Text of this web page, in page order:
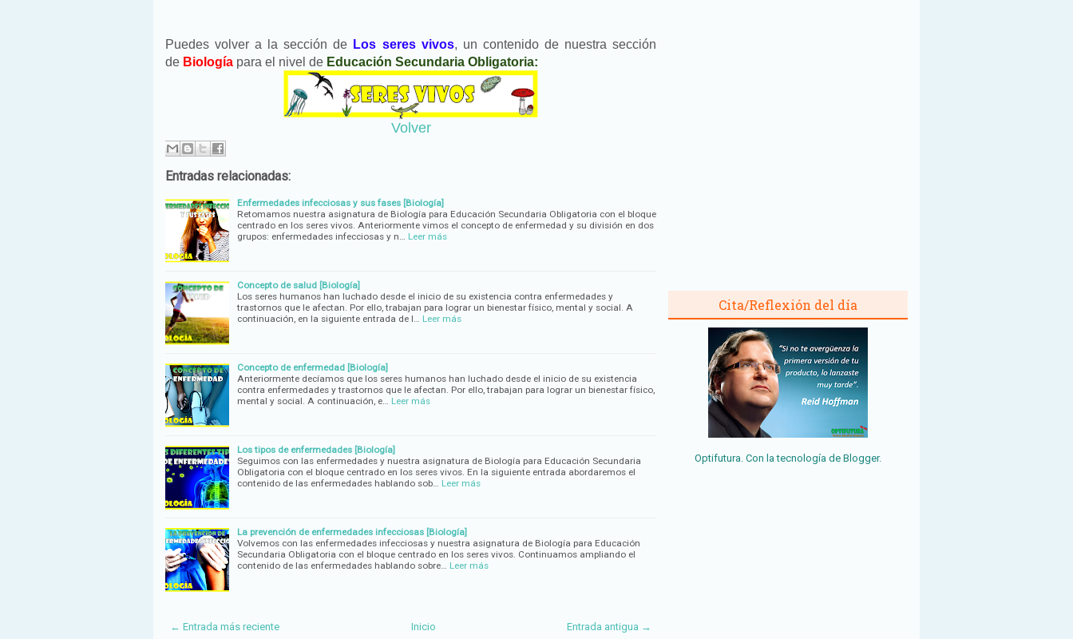
Puedes volver a la sección de Los seres vivos, un contenido de nuestra sección
de Biología para el nivel de Educación Secundaria Obligatoria:
Volver
Entradas relacionadas:
Enfermedades infecciosas y sus fases [Biología]
Retomamos nuestra asignatura de Biología para Educación Secundaria Obligatoria con el bloque
centrado en los seres vivos. Anteriormente vimos el concepto de enfermedad y su división en dos
grupos: enfermedades infecciosas y n…
Leer más
Concepto de salud [Biología]
Los seres humanos han luchado desde el inicio de su existencia contra enfermedades y
trastornos que le afectan. Por ello, trabajan para lograr un bienestar físico, mental y social. A
continuación, en la siguiente entrada de l…
Leer más
Concepto de enfermedad [Biología]
Anteriormente decíamos que los seres humanos han luchado desde el inicio de su existencia
contra enfermedades y trastornos que le afectan. Por ello, trabajan para lograr un bienestar físico,
mental y social. A continuación, e…
Leer más
Los tipos de enfermedades [Biología]
Seguimos con las enfermedades y nuestra asignatura de Biología para Educación Secundaria
Obligatoria con el bloque centrado en los seres vivos. En la siguiente entrada abordaremos el
contenido de las enfermedades hablando sob…
Leer más
La prevención de enfermedades infecciosas [Biología]
Volvemos con las enfermedades infecciosas y nuestra asignatura de Biología para Educación
Secundaria Obligatoria con el bloque centrado en los seres vivos. Continuamos ampliando el
contenido de las enfermedades hablando sobre…
Leer más
← Entrada más reciente Entrada antigua →
Inicio
Cita/Reflexión del día
Optifutura. Con la tecnología de Blogger.